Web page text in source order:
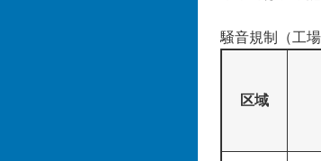
騒音規制（工
区域